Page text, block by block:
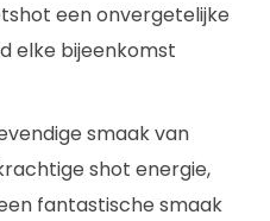
een onvergetelijke
elke bijeenkomst
smaak van
shot energie,
fantastische smaak